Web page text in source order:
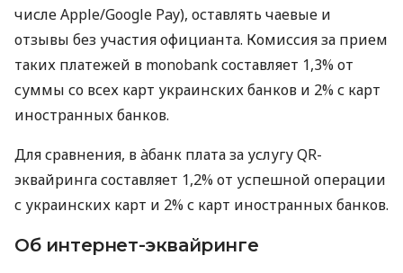
числе Apple/Google Pay), оставлять чаевые и
отзывы без участия официанта. Комиссия за прием
таких платежей в monobank составляет 1,3% от
суммы со всех карт украинских банков и 2% с карт
иностранных банков.
Для сравнения, в àбанк плата за услугу QR-
эквайринга составляет 1,2% от успешной операции
с украинских карт и 2% с карт иностранных банков.
Об интернет-эквайринге